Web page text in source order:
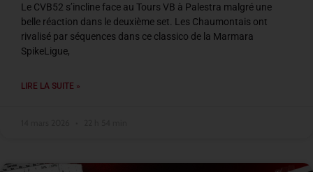
Le CVB52 s’incline face au Tours VB à Palestra malgré une
belle réaction dans le deuxième set. Les Chaumontais ont
rivalisé par séquences dans ce classico de la Marmara
SpikeLigue,
LIRE LA SUITE »